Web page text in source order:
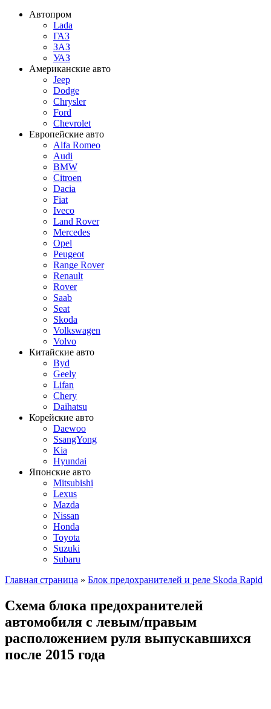
Автопром
Lada
ГАЗ
ЗАЗ
УАЗ
Американские авто
Jeep
Dodge
Chrysler
Ford
Chevrolet
Европейские авто
Alfa Romeo
Audi
BMW
Citroen
Dacia
Fiat
Iveco
Land Rover
Mercedes
Opel
Peugeot
Range Rover
Renault
Rover
Saab
Seat
Skoda
Volkswagen
Volvo
Китайские авто
Byd
Geely
Lifan
Chery
Daihatsu
Корейские авто
Daewoo
SsangYong
Kia
Hyundai
Японские авто
Mitsubishi
Lexus
Mazda
Nissan
Honda
Toyota
Suzuki
Subaru
Главная страница » Блок предохранителей и реле Skoda Rapid
Схема блока предохранителей
автомобиля с левым/правым
расположением руля выпускавшихся
после 2015 года